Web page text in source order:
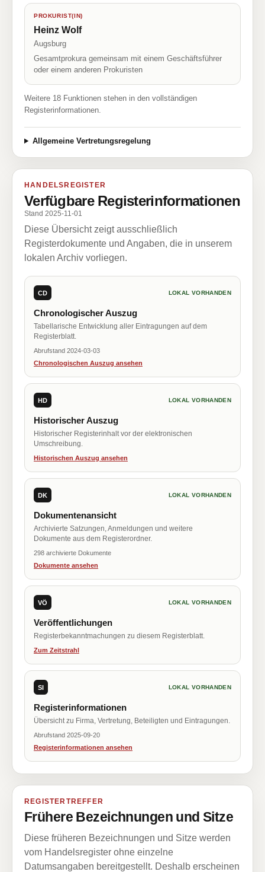
PROKURIST(IN)
Heinz Wolf
Augsburg
Gesamtprokura gemeinsam mit einem Geschäftsführer
oder einem anderen Prokuristen
Weitere 18 Funktionen stehen in den vollständigen
Registerinformationen.
Allgemeine Vertretungsregelung
HANDELSREGISTER
Verfügbare Registerinformationen
Stand 2025-11-01
Diese Übersicht zeigt ausschließlich
Registerdokumente und Angaben, die in unserem
lokalen Archiv vorliegen.
CD LOKAL VORHANDEN
Chronologischer Auszug
Tabellarische Entwicklung aller Eintragungen auf dem
Registerblatt.
Abrufstand 2024-03-03
Chronologischen Auszug ansehen
HD LOKAL VORHANDEN
Historischer Auszug
Historischer Registerinhalt vor der elektronischen
Umschreibung.
Historischen Auszug ansehen
DK LOKAL VORHANDEN
Dokumentenansicht
Archivierte Satzungen, Anmeldungen und weitere
Dokumente aus dem Registerordner.
298 archivierte Dokumente
Dokumente ansehen
VÖ LOKAL VORHANDEN
Veröffentlichungen
Registerbekanntmachungen zu diesem Registerblatt.
Zum Zeitstrahl
SI LOKAL VORHANDEN
Registerinformationen
Übersicht zu Firma, Vertretung, Beteiligten und Eintragungen.
Abrufstand 2025-09-20
Registerinformationen ansehen
REGISTERTREFFER
Frühere Bezeichnungen und Sitze
Diese früheren Bezeichnungen und Sitze werden
vom Handelsregister ohne einzelne
Datumsangaben bereitgestellt. Deshalb erscheinen